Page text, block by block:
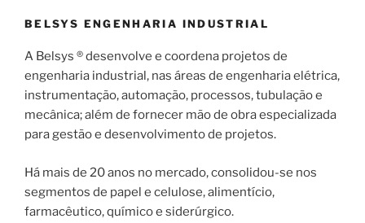
BELSYS ENGENHARIA INDUSTRIAL
A Belsys ® desenvolve e coordena projetos de
engenharia industrial, nas áreas de engenharia elétrica,
instrumentação, automação, processos, tubulação e
mecânica; além de fornecer mão de obra especializada
para gestão e desenvolvimento de projetos.
Há mais de 20 anos no mercado, consolidou-se nos
segmentos de papel e celulose, alimentício,
farmacêutico, químico e siderúrgico.